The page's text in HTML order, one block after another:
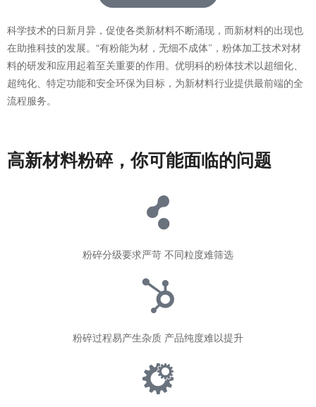
科学技术的日新月异，促使各类新材料不断涌现，而新材料的出现也
在助推科技的发展。“有粉能为材，无细不成体”，粉体加工技术对材
料的研发和应用起着至关重要的作用。优明科的粉体技术以超细化、
超纯化、特定功能和安全环保为目标，为新材料行业提供最前端的全
流程服务。
高新材料粉碎，你可能面临的问题
粉碎分级要求严苛 不同粒度难筛选
粉碎过程易产生杂质 产品纯度难以提升